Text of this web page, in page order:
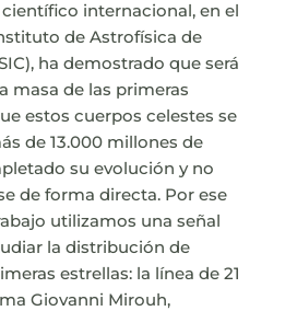
internacional, en el
de Astrofísica de
ha demostrado que será
masa de las primeras
estos cuerpos celestes se
de 13.000 millones de
su evolución y no
de forma directa. Por ese
utilizamos una señal
la distribución de
estrellas: la línea de 21
Giovanni Mirouh,